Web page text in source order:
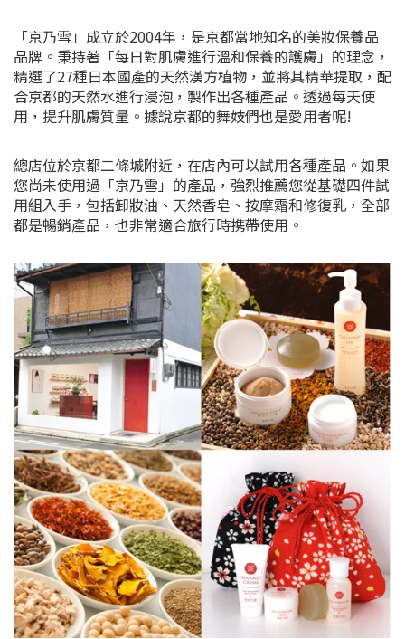
「京乃雪」成立於2004年，是京都當地知名的美妝保養品
品牌。秉持著「每日對肌膚進行溫和保養的護膚」的理念，
精選了27種日本國產的天然漢方植物，並將其精華提取，配
合京都的天然水進行浸泡，製作出各種產品。透過每天使
用，提升肌膚質量。據說京都的舞妓們也是愛用者呢!
總店位於京都二條城附近，在店內可以試用各種產品。如果
您尚未使用過「京乃雪」的產品，強烈推薦您從基礎四件試
用組入手，包括卸妝油、天然香皂、按摩霜和修復乳，全部
都是暢銷產品，也非常適合旅行時携帶使用。